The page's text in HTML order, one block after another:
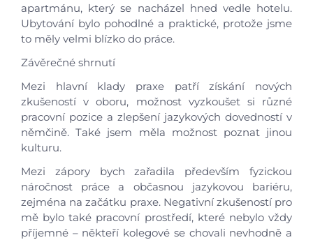
apartmánu, který se nacházel hned vedle hotelu.
Ubytování bylo pohodlné a praktické, protože jsme
to měly velmi blízko do práce.
Závěrečné shrnutí
Mezi hlavní klady praxe patří získání nových
zkušeností v oboru, možnost vyzkoušet si různé
pracovní pozice a zlepšení jazykových dovedností v
němčině. Také jsem měla možnost poznat jinou
kulturu.
Mezi zápory bych zařadila především fyzickou
náročnost práce a občasnou jazykovou bariéru,
zejména na začátku praxe. Negativní zkušeností pro
mě bylo také pracovní prostředí, které nebylo vždy
příjemné – někteří kolegové se chovali nevhodně a